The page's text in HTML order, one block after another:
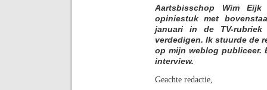
Aartsbisschop Wim
opiniestuk met
januari in de TV-
verdedigen. Ik stuurde de
op mijn weblog publiceer.
interview.
Geachte redactie,